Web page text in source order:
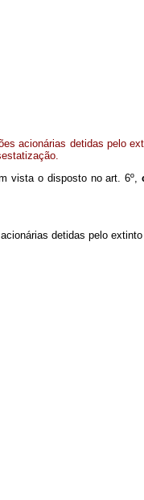
acionárias detidas pelo
vista o disposto no art. 6º,
detidas pelo